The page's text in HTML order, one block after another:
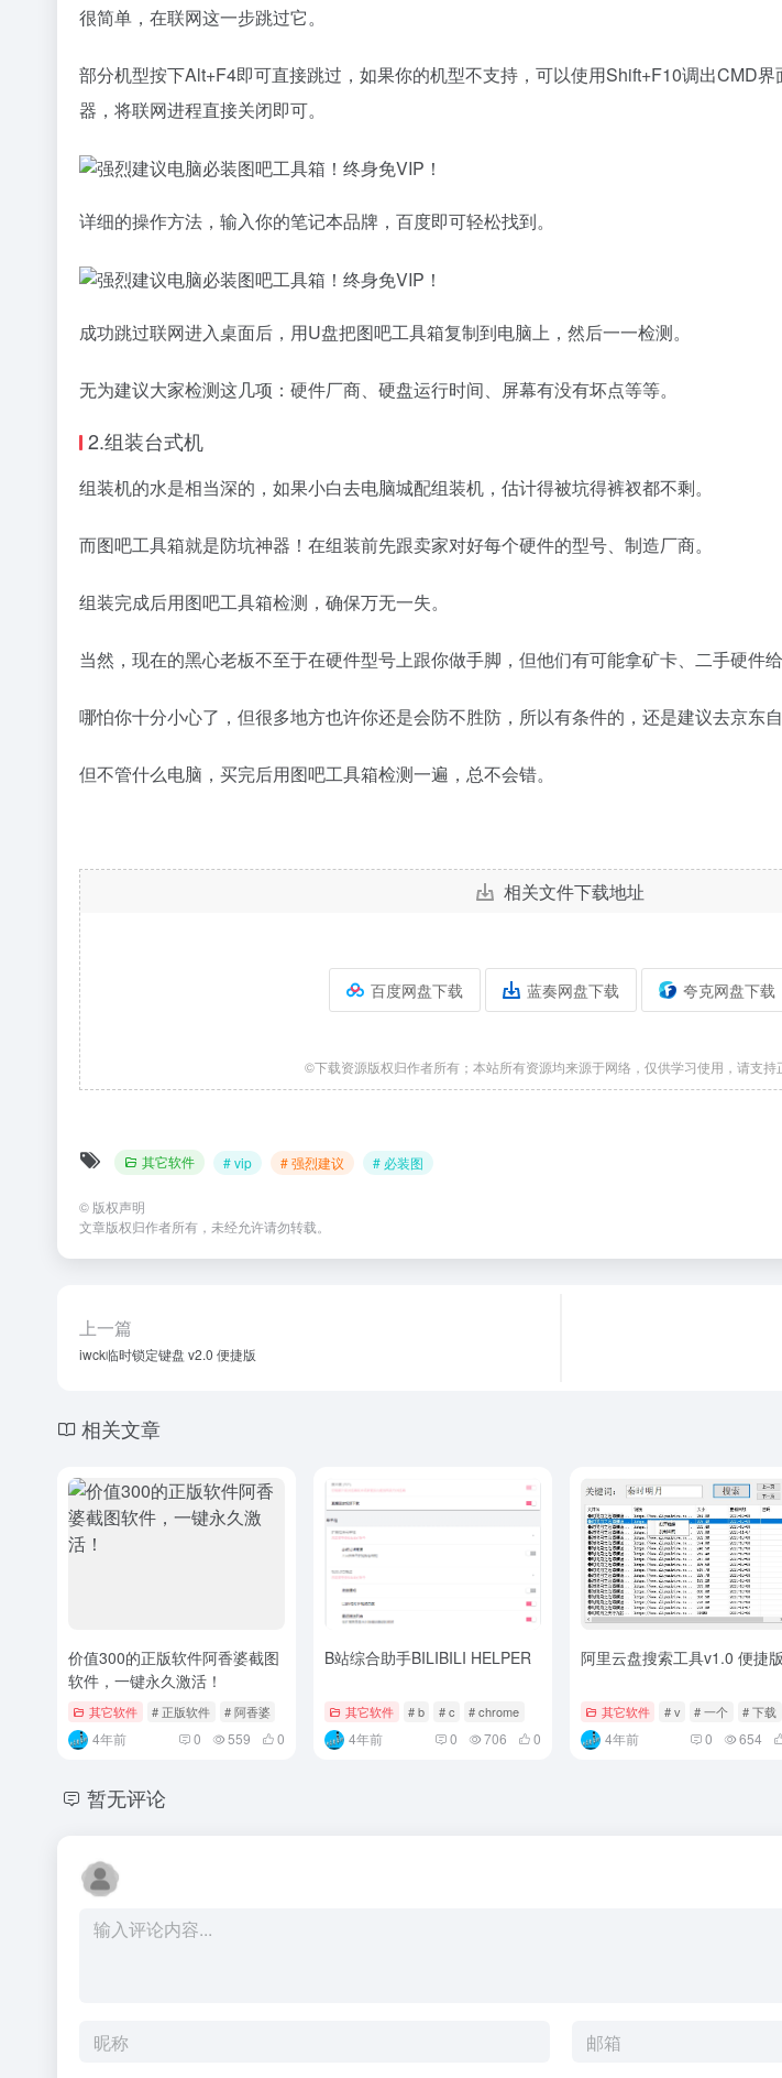
很简单，在联网这一步跳过它。
部分机型按下Alt+F4即可直接跳过，如果你的机型不支持，可以使用Shift+F10调出CMD界
器，将联网进程直接关闭即可。
详细的操作方法，输入你的笔记本品牌，百度即可轻松找到。
成功跳过联网进入桌面后，用U盘把图吧工具箱复制到电脑上，然后一一检测。
无为建议大家检测这几项：硬件厂商、硬盘运行时间、屏幕有没有坏点等等。
2.组装台式机
组装机的水是相当深的，如果小白去电脑城配组装机，估计得被坑得裤衩都不剩。
而图吧工具箱就是防坑神器！在组装前先跟卖家对好每个硬件的型号、制造厂商。
组装完成后用图吧工具箱检测，确保万无一失。
当然，现在的黑心老板不至于在硬件型号上跟你做手脚，但他们有可能拿矿卡、二手硬件给
哪怕你十分小心了，但很多地方也许你还是会防不胜防，所以有条件的，还是建议去京东自
但不管什么电脑，买完后用图吧工具箱检测一遍，总不会错。
相关文件下载地址
百度网盘下载 蓝奏网盘下载 夸克网盘下载
©下载资源版权归作者所有；本站所有资源均来源于网络，仅供学习使用，请支持
其它软件 # vip # 强烈建议 # 必装图
© 版权声明
文章版权归作者所有，未经允许请勿转载。
上一篇
iwck临时锁定键盘 v2.0 便捷版
相关文章
价值300的正版软件阿香婆截图
软件，一键永久激活！
其它软件 # 正版软件 # 阿香婆
4年前 0 559 0
B站综合助手BILIBILI HELPER
其它软件 # b # c # chrome
4年前 0 706 0
阿里云盘搜索工具v1.0 便捷版
其它软件 # v # 一个 # 下载
4年前 0 654
暂无评论